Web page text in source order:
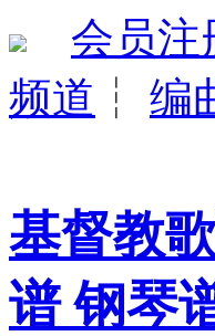
会员注
频道 ┆ 编
基督教
谱 钢琴